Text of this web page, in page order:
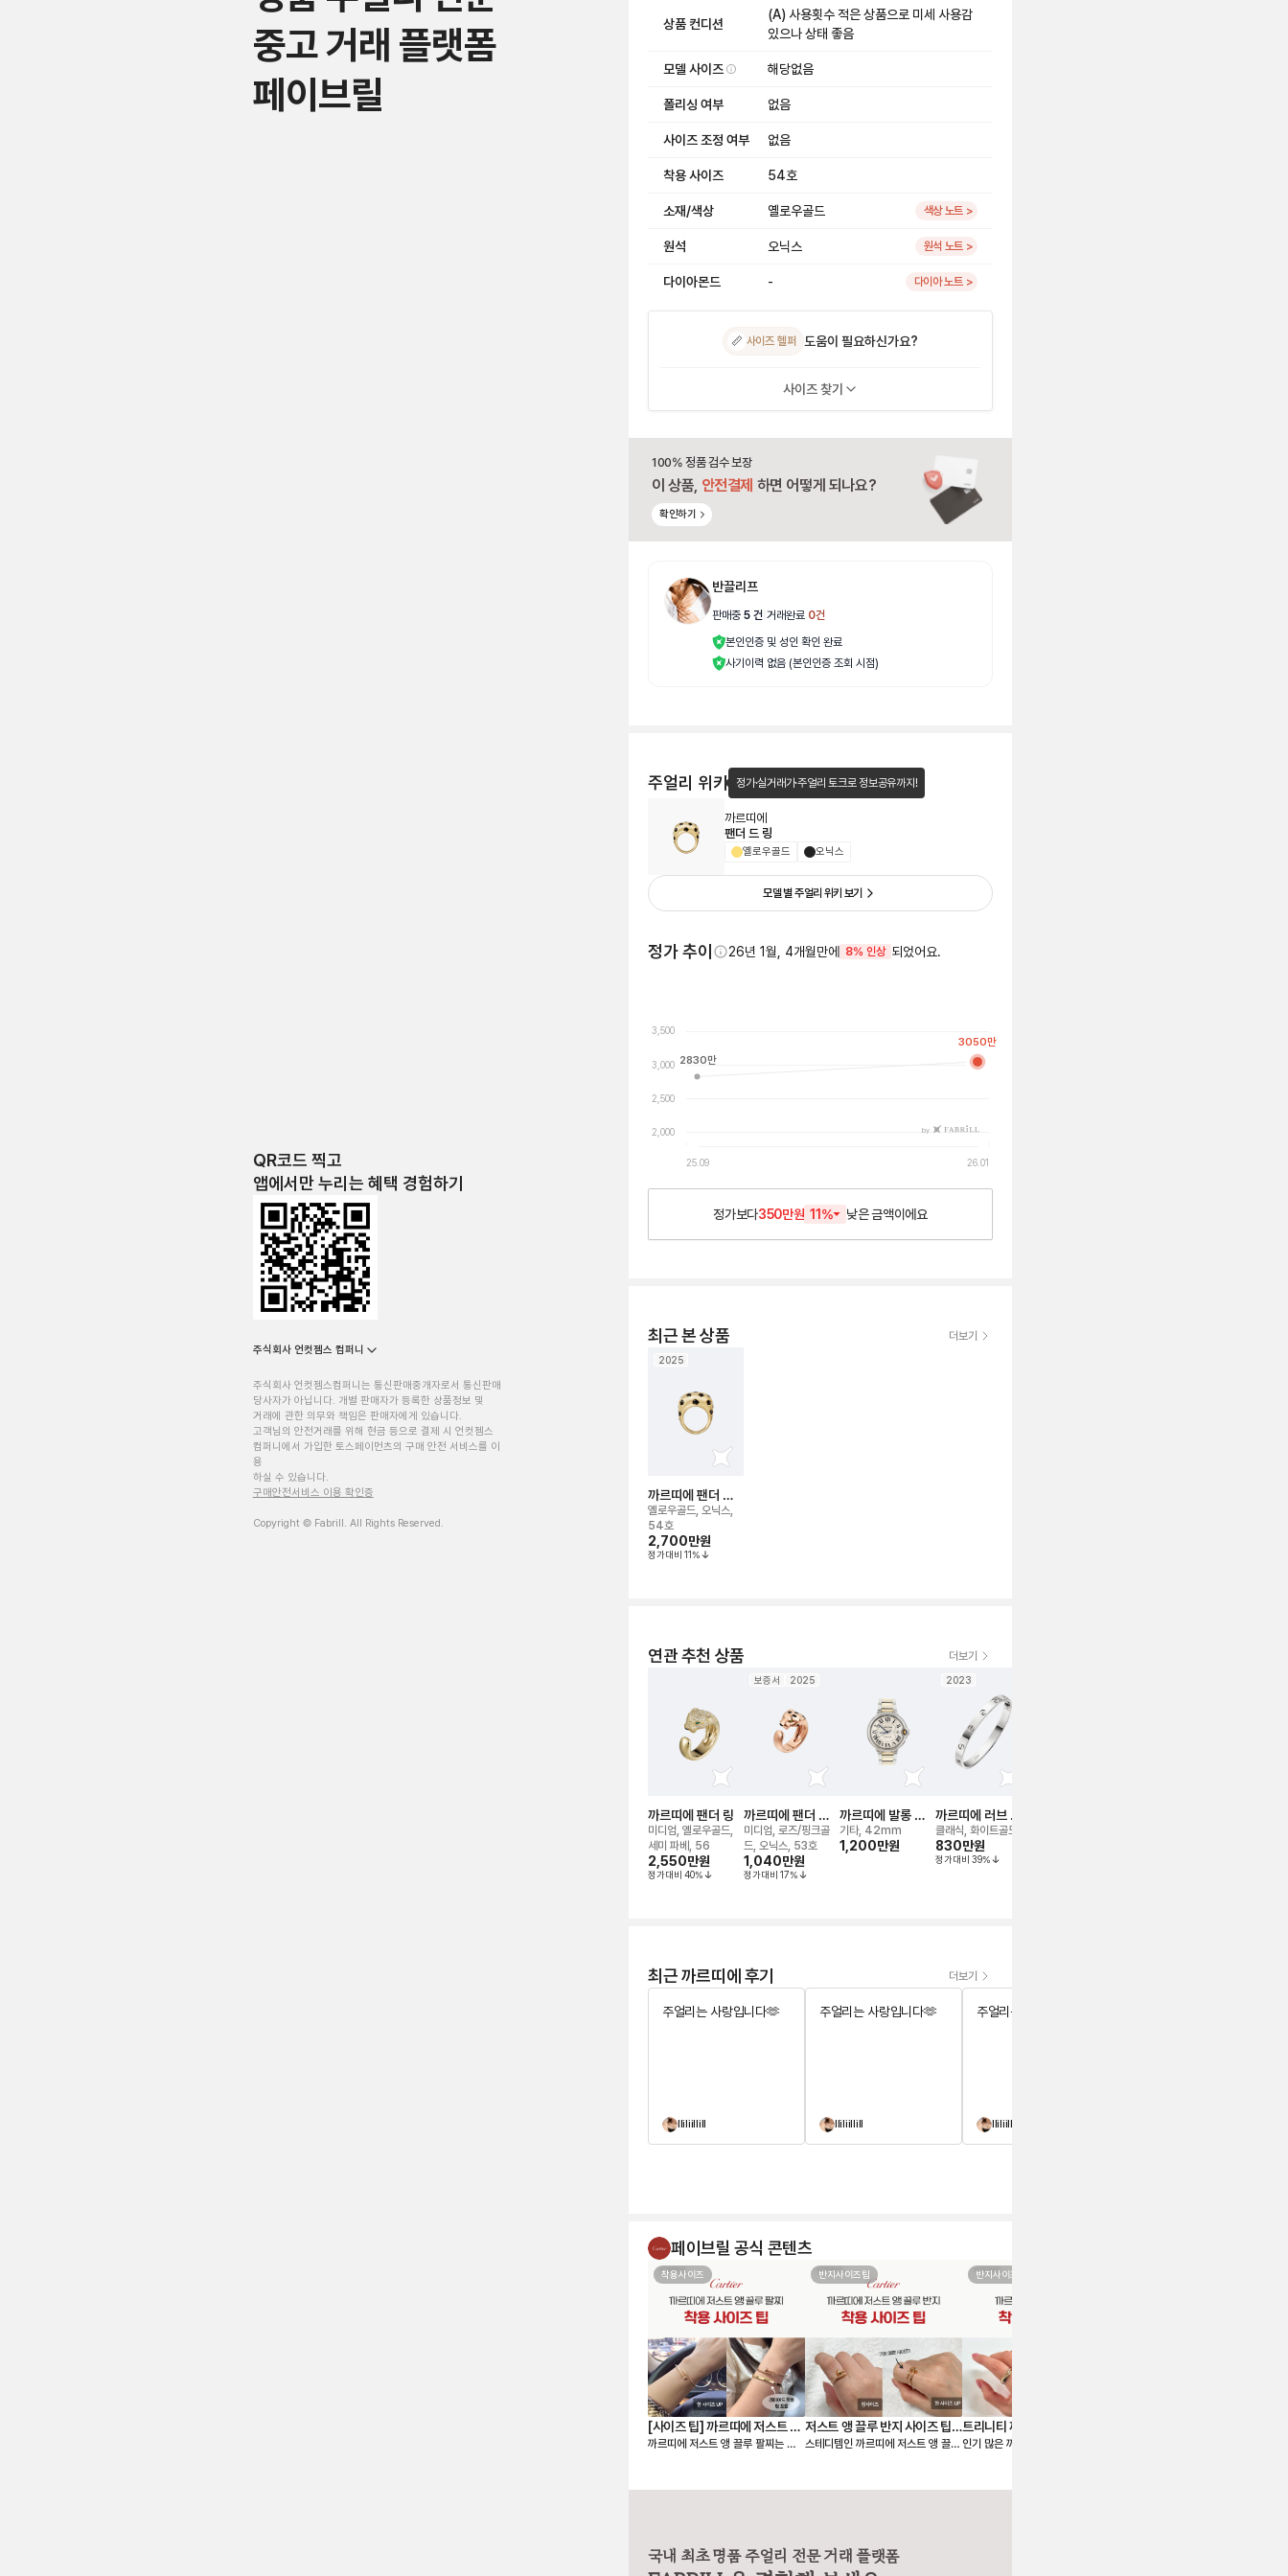
중고 거래 플랫폼
페이브릴
QR코드 찍고
앱에서만 누리는 혜택 경험하기
주식회사 언컷젬스 컴퍼니
주식회사 언컷젬스컴퍼니는 통신판매중개자로서 통신판매
당사자가 아닙니다. 개별 판매자가 등록한 상품정보 및
거래에 관한 의무와 책임은 판매자에게 있습니다.
고객님의 안전거래를 위해 현금 등으로 결제 시 언컷젬스
컴퍼니에서 가입한 토스페이먼츠의 구매 안전 서비스를 이
용
하실 수 있습니다.
구매안전서비스 이용 확인증
Copyright © Fabrill. All Rights Reserved.
상품 컨디션
(A) 사용횟수 적은 상품으로 미세 사용감
있으나 상태 좋음
모델 사이즈 해당없음
폴리싱 여부 없음
사이즈 조정 여부 없음
착용 사이즈 54호
소재/색상 옐로우골드 색상 노트 >
원석 오닉스 원석 노트 >
다이아몬드 - 다이아 노트 >
📏 사이즈 헬퍼 도움이 필요하신가요?
사이즈 찾기
100% 정품 검수 보장
이 상품, 안전결제 하면 어떻게 되나요?
확인하기
반끌리프
판매중 5 건 거래완료 0건
본인인증 및 성인 확인 완료
사기이력 없음 (본인인증 조회 시점)
주얼리 위키 정가·실거래가·주얼리 토크로 정보공유까지!
까르띠에
팬더 드 링
옐로우골드 오닉스
모델 별 주얼리 위키 보기
정가 추이 26년 1월, 4개월만에 8% 인상 되었어요.
2,000
2,500
3,000
3,500
25.09 26.01
by
2830만
3050만
정가보다350만원 11 % 낮은금액이에요
최근 본 상품 더보기
2025
까르띠에 팬더 드
링
옐로우골드, 오닉스,
54호
2,700만원
정가대비 11%
연관 추천 상품 더보기
까르띠에 팬더 링
미디엄, 옐로우골드,
세미 파베, 56
2,550만원
정가대비 40%
보증서 2025
까르띠에 팬더 드
링
미디엄, 로즈/핑크골
드, 오닉스, 53호
1,040만원
정가대비 17%
까르띠에 발롱 블
루 드(42mm) 워
치
기타, 42mm
1,200만원
2023
까르띠에 러브 브
레이슬릿
클래식, 화이트골드,
830만원
정가대비 39%
최근 까르띠에 후기 더보기
주얼리는 사랑입니다🫶
lliliillill
주얼리는 사랑입니다🫶
lliliillill
주얼리는 사랑입니다🫶
lliliillill
페이브릴 공식 콘텐츠
착용사이즈
[사이즈 팁] 까르띠에 저스트 앵
끌루 팔찌, 여리여리 핏은 이렇
까르띠에 저스트 앵 끌루 팔찌는 얇
손목에 밀착되는 디자인이라, 사이즈
씬 쉬워져요. • 어떤 모델을 살 것인
지 (스몰 or 클래식) • 레이어드까지
반지사이즈팁
저스트 앵 끌루 반지 사이즈 팁,
착샷
스테디템인 까르띠에 저스트 앵 끌루
은 못을 굽혀 만든 형태가 특징이라
스테디셀러로 꾸준히 사랑받고 있어
요. [사이즈 선택 가이드] ❶ 한 사이
반지사이즈팁
트리니티 까르띠에 반지 사이즈
팁, 착샷
인기 많은 까르띠에 트리니티 링 사
우골드, 화이트골드, 핑크골드 세 가
국내 최초 명품 주얼리 전문 거래 플랫폼